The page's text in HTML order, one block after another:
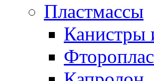
Пластмассы
Канистры